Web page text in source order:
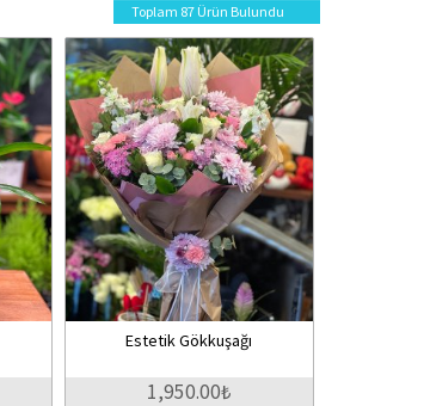
Toplam 87 Ürün Bulundu
Estetik Gökkuşağı
1,950.00₺